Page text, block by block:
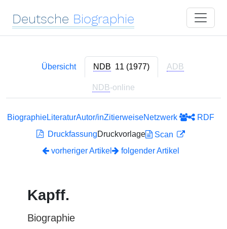
Deutsche Biographie
Übersicht NDB 11 (1977) ADB
NDB-online
BiographieLiteraturAutor/inZitierweiseNetzwerk
RDF
DruckfassungDruckvorlage
Scan
vorheriger Artikel
folgender Artikel
Kapff.
Biographie